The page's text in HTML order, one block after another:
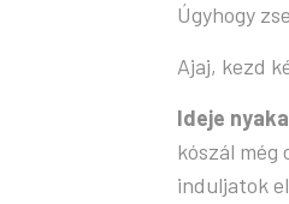
Úgyhogy
Ajaj, kezd
Ideje
kószál még
induljatok